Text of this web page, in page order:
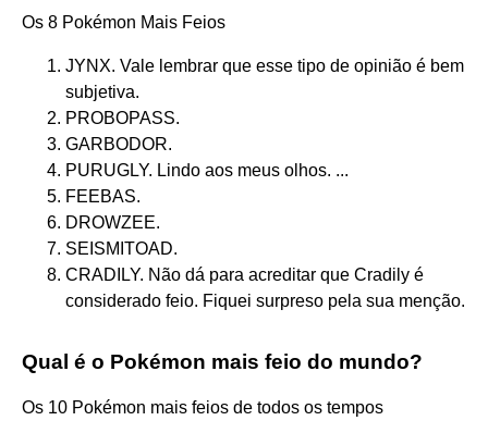
Os 8 Pokémon Mais Feios
JYNX. Vale lembrar que esse tipo de opinião é bem
subjetiva.
PROBOPASS.
GARBODOR.
PURUGLY. Lindo aos meus olhos. ...
FEEBAS.
DROWZEE.
SEISMITOAD.
CRADILY. Não dá para acreditar que Cradily é
considerado feio. Fiquei surpreso pela sua menção.
Qual é o Pokémon mais feio do mundo?
Os 10 Pokémon mais feios de todos os tempos